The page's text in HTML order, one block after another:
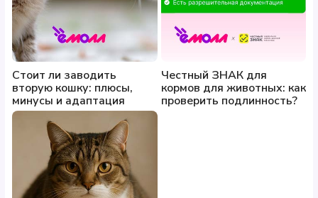
Стоит ли заводить
вторую кошку: плюсы,
минусы и адаптация
Честный ЗНАК для
кормов для животных: как
проверить подлинность?